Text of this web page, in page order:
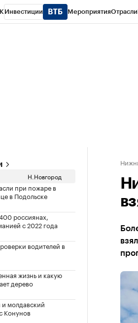
Инвестиции МероприятияОтрасли
Н.Новгород
при пожаре в
в Подольске
россиянах,
с 2022 года
водителей в
жизнь и какую
дерево
и молдавский
Конунов